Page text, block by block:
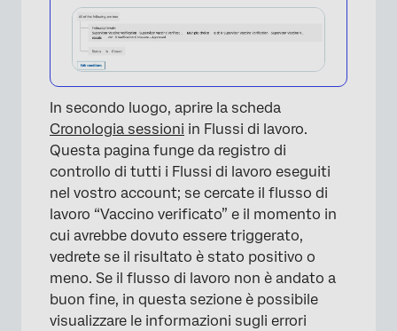
In secondo luogo, aprire la scheda
Cronologia sessioni in Flussi di lavoro.
Questa pagina funge da registro di
controllo di tutti i Flussi di lavoro eseguiti
nel vostro account; se cercate il flusso di
lavoro “Vaccino verificato” e il momento in
cui avrebbe dovuto essere triggerato,
vedrete se il risultato è stato positivo o
meno. Se il flusso di lavoro non è andato a
buon fine, in questa sezione è possibile
visualizzare le informazioni sugli errori